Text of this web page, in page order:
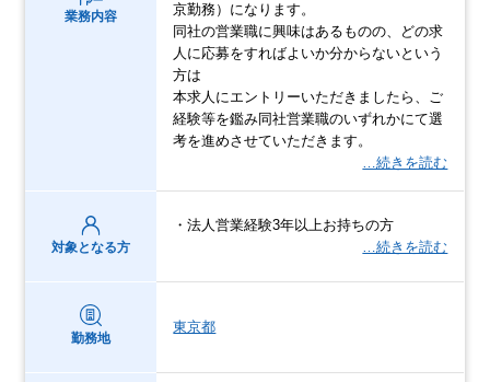
業務内容
京勤務）になります。
同社の営業職に興味はあるものの、どの求
人に応募をすればよいか分からないという
方は
本求人にエントリーいただきましたら、ご
経験等を鑑み同社営業職のいずれかにて選
考を進めさせていただきます。
…続きを読む
対象となる方
・法人営業経験3年以上お持ちの方
…続きを読む
勤務地
東京都